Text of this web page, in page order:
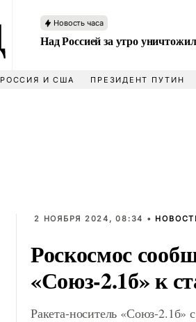
Новость часа
Над Россией за утро
РОССИЯ И США ПРЕЗИДЕНТ ПУТИН
2 НОЯБРЯ 2024, 08:34 •
Роскосмос
«Союз-2.1б» к
Ракета-носитель «Союз-2.1б»